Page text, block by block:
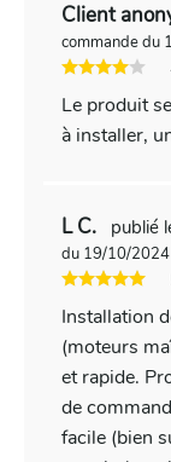
Client
commande du
Le produit
à installer,
L C. publié
du 19/10/2024
Installation
(moteurs
et rapide.
de
facile (bien